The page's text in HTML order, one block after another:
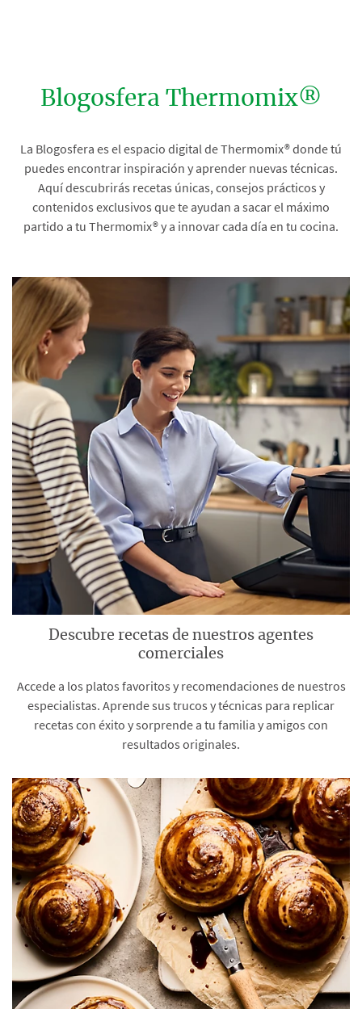
Blogosfera Thermomix®
La Blogosfera es el espacio digital de Thermomix® donde tú
puedes encontrar inspiración y aprender nuevas técnicas.
Aquí descubrirás recetas únicas, consejos prácticos y
contenidos exclusivos que te ayudan a sacar el máximo
partido a tu Thermomix® y a innovar cada día en tu cocina.
Descubre recetas de nuestros agentes
comerciales
Accede a los platos favoritos y recomendaciones de nuestros
especialistas. Aprende sus trucos y técnicas para replicar
recetas con éxito y sorprende a tu familia y amigos con
resultados originales.